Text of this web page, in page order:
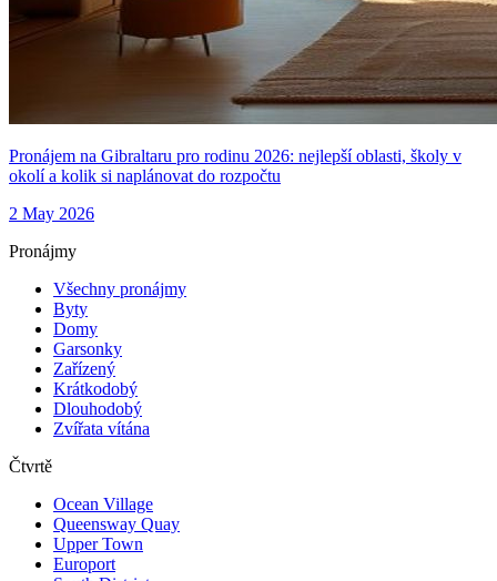
Pronájem na Gibraltaru pro rodinu 2026: nejlepší oblasti, školy v
okolí a kolik si naplánovat do rozpočtu
2 May 2026
Pronájmy
Všechny pronájmy
Byty
Domy
Garsonky
Zařízený
Krátkodobý
Dlouhodobý
Zvířata vítána
Čtvrtě
Ocean Village
Queensway Quay
Upper Town
Europort